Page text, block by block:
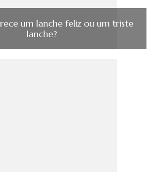
um lanche feliz ou um triste
lanche?